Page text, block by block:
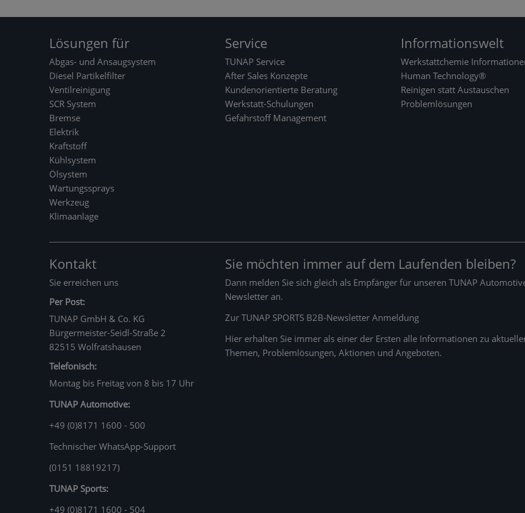
Lösungen für
Abgas- und Ansaugsystem
Diesel Partikelfilter
Ventilreinigung
SCR System
Bremse
Elektrik
Kraftstoff
Kühlsystem
Ölsystem
Wartungssprays
Werkzeug
Klimaanlage
Service
TUNAP Service
After Sales Konzepte
Kundenorientierte Beratung
Werkstatt-Schulungen
Gefahrstoff Management
Informationswelt
Werkstattchemie
Human Technology®
Reinigen statt Austauschen
Problemlösungen
Kontakt
Sie erreichen uns
Per Post:
TUNAP GmbH & Co. KG
Bürgermeister-Seidl-Straße 2
82515 Wolfratshausen
Telefonisch:
Montag bis Freitag von 8 bis 17 Uhr
TUNAP Automotive:
+49 (0)8171 1600 - 500
Technischer WhatsApp-Support
(0151 18819217)
TUNAP Sports:
+49 (0)8171 1600 - 504
Sie möchten immer auf dem Laufenden bleiben?
Dann melden Sie sich gleich als Empfänger für unseren TUNAP
Newsletter an.
Zur TUNAP SPORTS B2B-Newsletter Anmeldung
Hier erhalten Sie immer als einer der Ersten alle Informationen zu
Themen, Problemlösungen, Aktionen und Angeboten.